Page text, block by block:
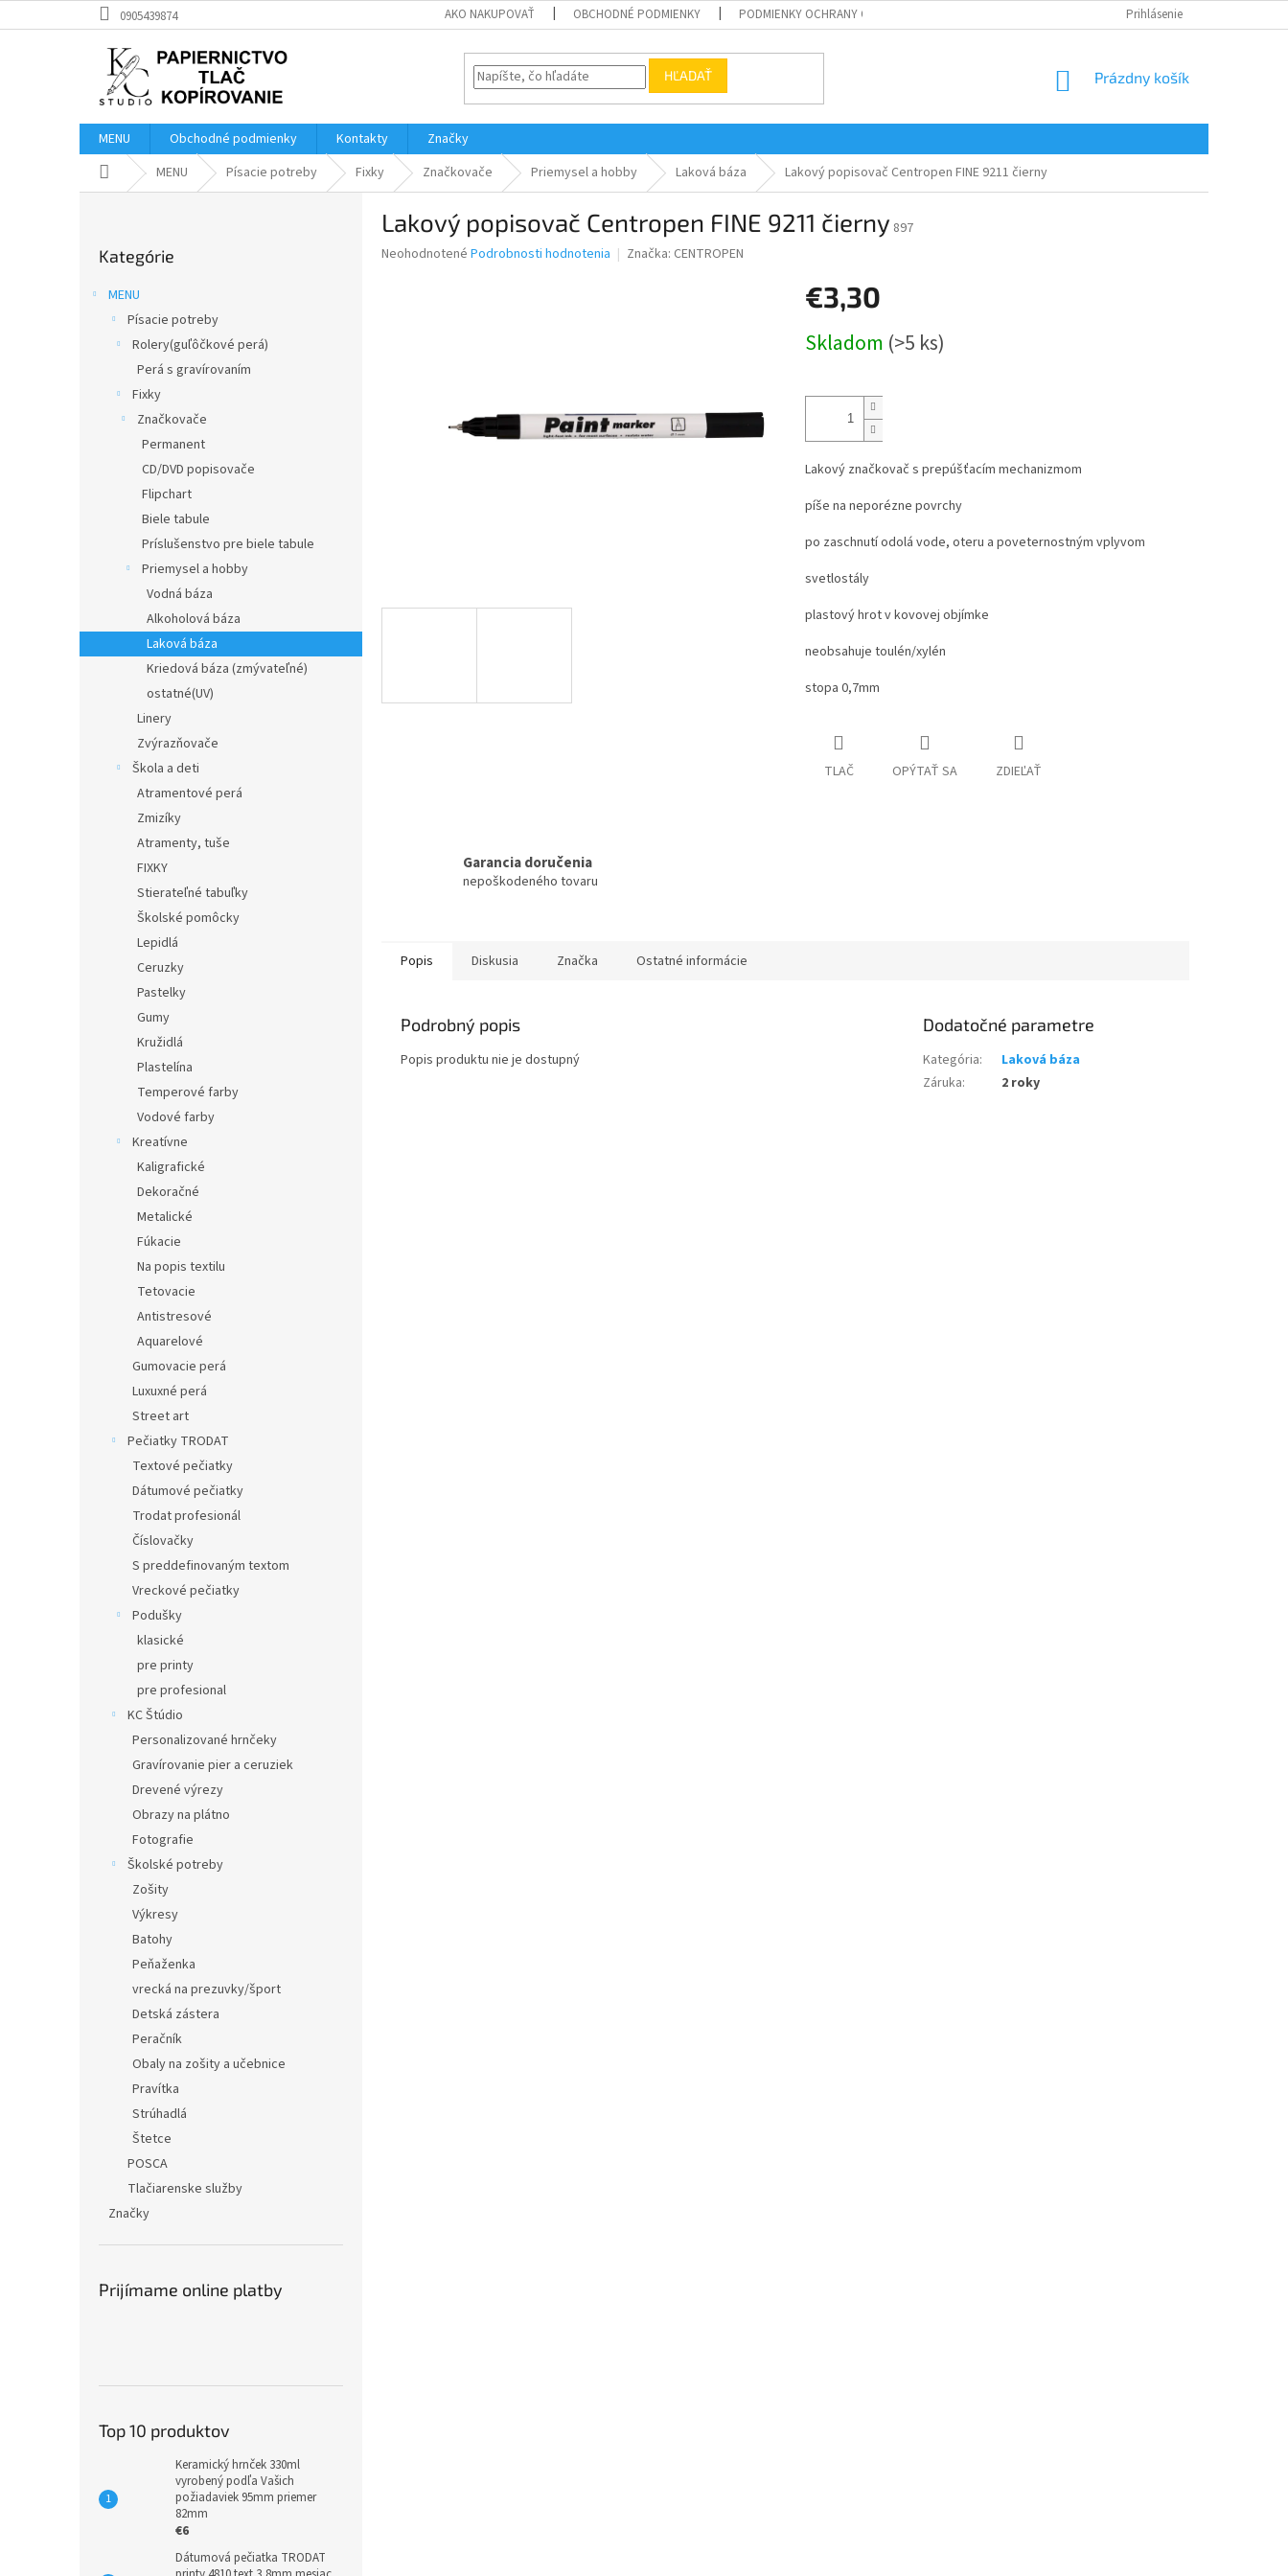
na
0905439874 AKO NAKUPOVAŤ OBCHODNÉ PODMIENKY PODMIENKY OCHRANY OSOBNÝCH ÚDAJOV Prihlásenie
HĽADAŤ
NÁKUPNÝ
Prázdny košík
MENU Obchodné podmienky Kontakty
Značky
DomovMENU Písacie potreby Fixky Značkovače Priemysel a hobby Laková báza Lakový popisovač Centropen FINE 9211 čierny
kategórie
Kategórie
MENU
Písacie potreby
Rolery(guľôčkové perá)
Perá s gravírovaním
Fixky
Značkovače
Permanent
CD/DVD popisovače
Flipchart
Biele tabule
Príslušenstvo pre biele tabule
Priemysel a hobby
Vodná báza
Alkoholová báza
Laková báza
Kriedová báza (zmývateľné)
ostatné(UV)
Linery
Zvýrazňovače
Škola a deti
Atramentové perá
Zmizíky
Atramenty, tuše
FIXKY
Stierateľné tabuľky
Školské pomôcky
Lepidlá
Ceruzky
Pastelky
Gumy
Kružidlá
Plastelína
Temperové farby
Vodové farby
Kreatívne
Kaligrafické
Dekoračné
Metalické
Fúkacie
Na popis textilu
Tetovacie
Antistresové
Aquarelové
Gumovacie perá
Luxuxné perá
Street art
Pečiatky TRODAT
Textové pečiatky
Dátumové pečiatky
Trodat profesionál
Číslovačky
S preddefinovaným textom
Vreckové pečiatky
Podušky
klasické
pre printy
pre profesional
KC Štúdio
Personalizované hrnčeky
Gravírovanie pier a ceruziek
Drevené výrezy
Obrazy na plátno
Fotografie
Školské potreby
Zošity
Výkresy
Batohy
Peňaženka
vrecká na prezuvky/šport
Detská zástera
Peračník
Obaly na zošity a učebnice
Pravítka
Strúhadlá
Štetce
POSCA
Tlačiarenske služby
Značky
Prijímame online platby
Top 10 produktov
Keramický hrnček 330ml
vyrobený podľa Vašich
požiadaviek 95mm priemer
82mm
€6
Dátumová pečiatka TRODAT
Lakový popisovač Centropen FINE 9211 čierny 897
Priemerné
Neohodnotené Podrobnosti hodnotenia Značka: CENTROPEN
€3,30
cena:
Skladom (>5 ks)
Lakový značkovač s prepúšťacím mechanizmom
píše na neporézne povrchy
po zaschnutí odolá vode, oteru a poveternostným vplyvom
svetlostály
plastový hrot v kovovej objímke
neobsahuje toulén/xylén
stopa 0,7mm
TLAČ OPÝTAŤ SA ZDIEĽAŤ
Garancia doručenia
nepoškodeného tovaru
Popis Diskusia Značka Ostatné informácie
Podrobný popis
Popis produktu nie je dostupný
Dodatočné parametre
Kategória:
Laková báza
Záruka: 2 roky